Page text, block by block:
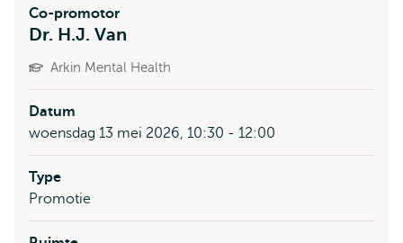
Co-promotor
Dr. H.J. Van
Arkin Mental Health
Datum
woensdag 13 mei 2026, 10:30 - 12:00
Type
Promotie